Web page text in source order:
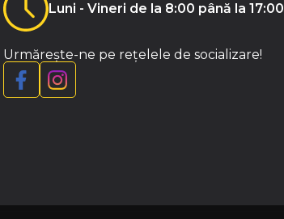
Luni - Vineri de la 8:00 până la 17:00
Urmărește-ne pe rețelele de socializare!